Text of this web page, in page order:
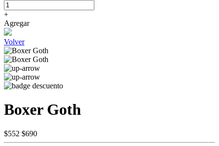
+
Agregar
Volver
Boxer Goth
$552 $690